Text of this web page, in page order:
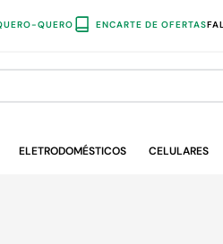
QUERO ENCARTE DE OFERTAS
ELETRODOMÉSTICOS CELULARES